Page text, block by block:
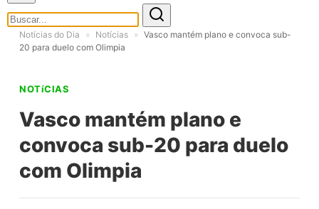
Notícias do Dia » Notícias » Vasco mantém plano e convoca sub-
20 para duelo com Olimpia
NOTíCIAS
Vasco mantém plano e
convoca sub-20 para duelo
com Olimpia